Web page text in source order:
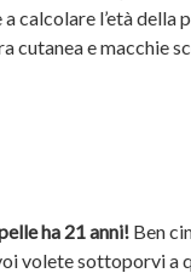
calcolare l’età della
cutanea e macchie
ha 21 anni! Ben
volete sottoporvi a